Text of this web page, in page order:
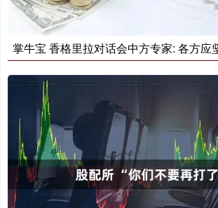
掌牛宝 香格里拉对话会中方专家: 各方应